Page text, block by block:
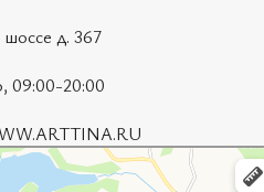
шоссе д. 367
09:00-20:00